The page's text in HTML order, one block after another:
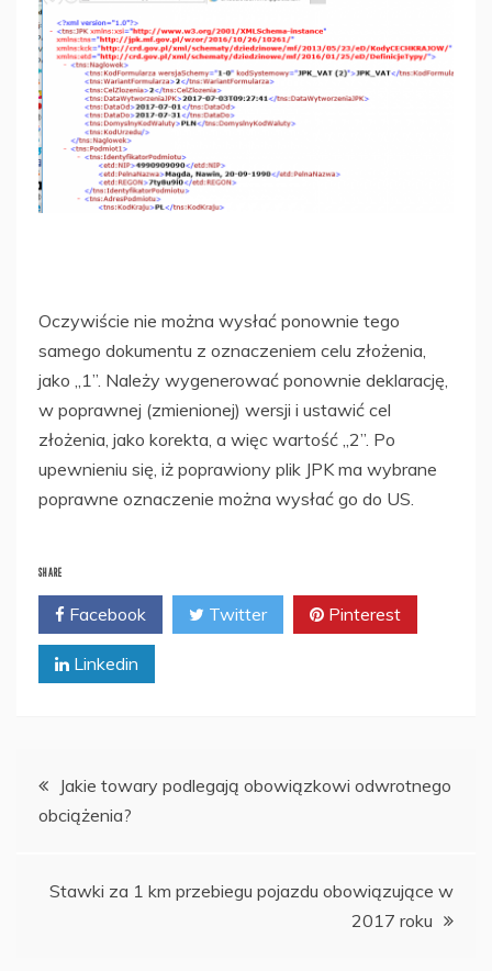
Oczywiście nie można wysłać ponownie tego
samego dokumentu z oznaczeniem celu złożenia,
jako „1”. Należy wygenerować ponownie deklarację,
w poprawnej (zmienionej) wersji i ustawić cel
złożenia, jako korekta, a więc wartość „2”. Po
upewnieniu się, iż poprawiony plik JPK ma wybrane
poprawne oznaczenie można wysłać go do US.
SHARE
Facebook Twitter Pinterest
Linkedin
Nawigacja
wpisu
Jakie towary podlegają obowiązkowi odwrotnego
obciążenia?
Stawki za 1 km przebiegu pojazdu obowiązujące w
2017 roku